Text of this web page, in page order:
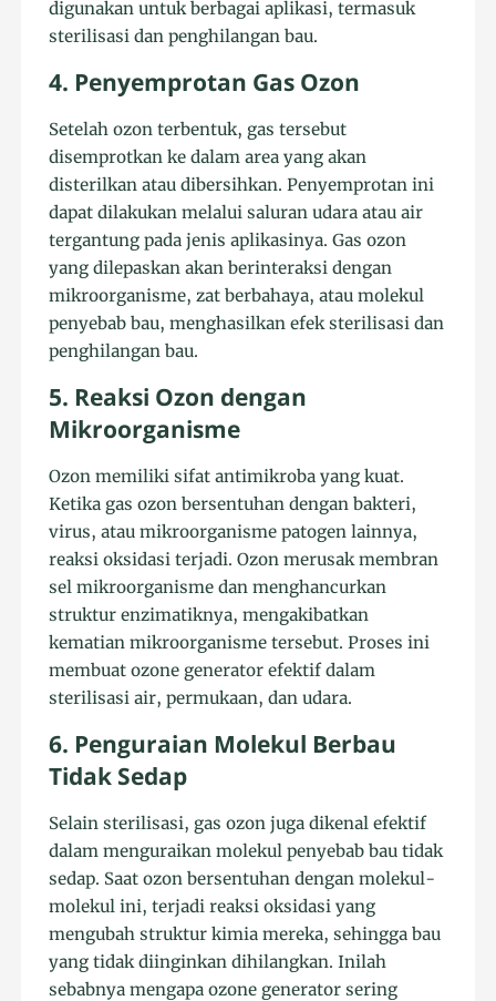
digunakan untuk berbagai aplikasi, termasuk
sterilisasi dan penghilangan bau.
4. Penyemprotan Gas Ozon
Setelah ozon terbentuk, gas tersebut
disemprotkan ke dalam area yang akan
disterilkan atau dibersihkan. Penyemprotan ini
dapat dilakukan melalui saluran udara atau air
tergantung pada jenis aplikasinya. Gas ozon
yang dilepaskan akan berinteraksi dengan
mikroorganisme, zat berbahaya, atau molekul
penyebab bau, menghasilkan efek sterilisasi dan
penghilangan bau.
5. Reaksi Ozon dengan
Mikroorganisme
Ozon memiliki sifat antimikroba yang kuat.
Ketika gas ozon bersentuhan dengan bakteri,
virus, atau mikroorganisme patogen lainnya,
reaksi oksidasi terjadi. Ozon merusak membran
sel mikroorganisme dan menghancurkan
struktur enzimatiknya, mengakibatkan
kematian mikroorganisme tersebut. Proses ini
membuat ozone generator efektif dalam
sterilisasi air, permukaan, dan udara.
6. Penguraian Molekul Berbau
Tidak Sedap
Selain sterilisasi, gas ozon juga dikenal efektif
dalam menguraikan molekul penyebab bau tidak
sedap. Saat ozon bersentuhan dengan molekul-
molekul ini, terjadi reaksi oksidasi yang
mengubah struktur kimia mereka, sehingga bau
yang tidak diinginkan dihilangkan. Inilah
sebabnya mengapa ozone generator sering